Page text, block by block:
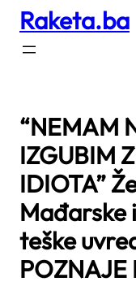
Skip
content
Raketa.ba
“NEMAM
IZGUBIM
IDIOTA”
Mađarske
teške
POZNAJE